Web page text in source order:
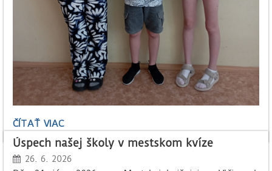
ZÁVER
ŠKOLSKÉHO
ROKA
V
4.A:
ČÍTAŤ VIAC
Úspech našej školy v mestskom kvíze
26. 6. 2026